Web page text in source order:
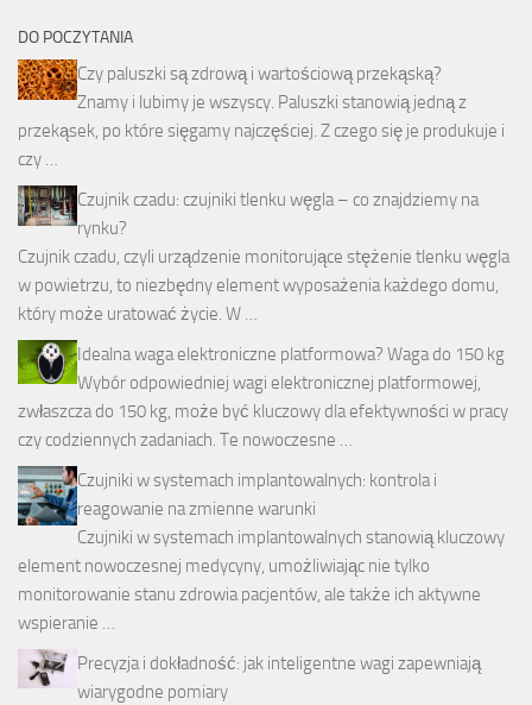
DO POCZYTANIA
Czy paluszki są zdrową i wartościową przekąską?
Znamy i lubimy je wszyscy. Paluszki stanowią jedną z
przekąsek, po które sięgamy najczęściej. Z czego się je produkuje i
czy …
Czujnik czadu: czujniki tlenku węgla – co znajdziemy na
rynku?
Czujnik czadu, czyli urządzenie monitorujące stężenie tlenku węgla
w powietrzu, to niezbędny element wyposażenia każdego domu,
który może uratować życie. W …
Idealna waga elektroniczne platformowa? Waga do 150 kg
Wybór odpowiedniej wagi elektronicznej platformowej,
zwłaszcza do 150 kg, może być kluczowy dla efektywności w pracy
czy codziennych zadaniach. Te nowoczesne …
Czujniki w systemach implantowalnych: kontrola i
reagowanie na zmienne warunki
Czujniki w systemach implantowalnych stanowią kluczowy
element nowoczesnej medycyny, umożliwiając nie tylko
monitorowanie stanu zdrowia pacjentów, ale także ich aktywne
wspieranie …
Precyzja i dokładność: jak inteligentne wagi zapewniają
wiarygodne pomiary